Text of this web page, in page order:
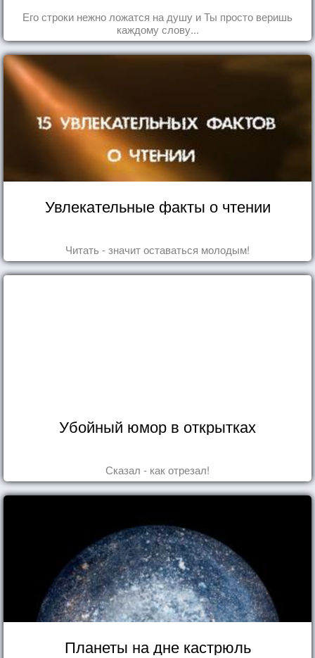
Его строки нежно ложатся на душу и Ты просто веришь
каждому слову...
Увлекательные факты о чтении
Читать - значит оставаться молодым!
Убойный юмор в открытках
Сказал - как отрезал!
Планеты на дне кастрюль